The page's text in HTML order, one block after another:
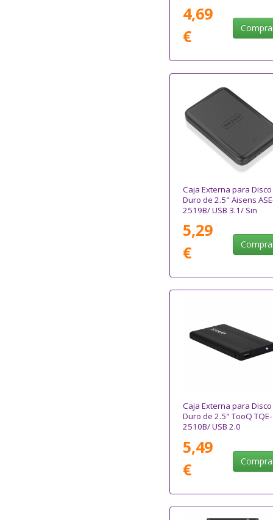
4,69
€
Caja Externa para Disco
Duro de 2.5" Aisens
2519B/ USB 3.1/ Sin
5,29
€
Caja Externa para Disco
Duro de 2.5" TooQ TQE-
2510B/ USB 2.0
5,49
€